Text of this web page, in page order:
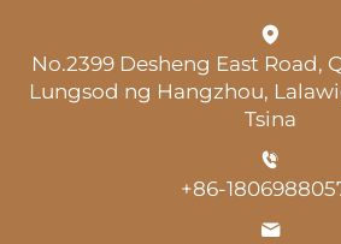
No.2399 Desheng East Road,
Lungsod ng Hangzhou,
Tsina
+86-